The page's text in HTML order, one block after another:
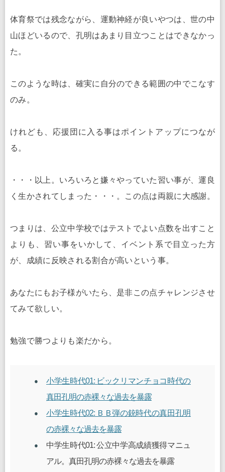
体育祭では残念ながら、運動神経が良いやつは、世の中
山ほどいるので、孔明はあまり目立つことはできなかっ
た。
このような時は、確実に自分のできる範囲の中でこなす
のみ。
けれども、応援団に入る事はポイントアップにつなが
る。
・・・以上。いろいろと嫌々やっていた習い事が、運良
く生かされてしまった・・・。この点は両親に大感謝。
つまりは、公立中学校ではテストでよい点数を出すこと
よりも、習い事をいかして、イベント系で目立った方
が、成績に反映される割合が高いという事。
あなたにもお子様がいたら、是非この点チャレンジさせ
てみて欲しい。
勉強で勝つよりも楽だから。
小学生時代01: ビックリマンチョコ時代の
真田孔明の赤裸々な過去を暴露
小学生時代02: ＢＢ弾の銃時代の真田孔明
の赤裸々な過去を暴露
中学生時代01: 公立中学高成績獲得マニュ
アル。真田孔明の赤裸々な過去を暴露